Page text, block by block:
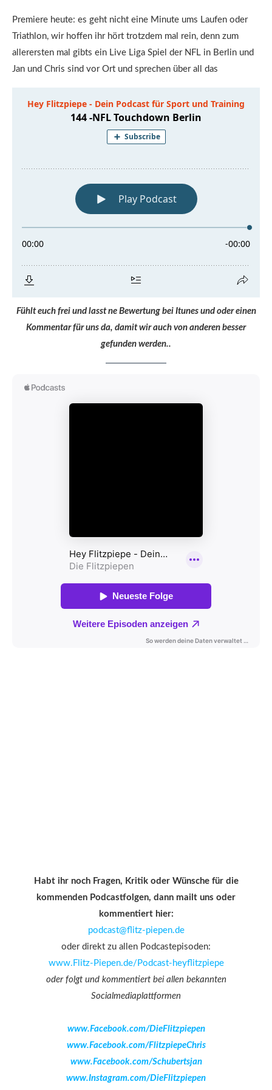
Premiere heute: es geht nicht eine Minute ums Laufen oder
Triathlon, wir hoffen ihr hört trotzdem mal rein, denn zum
allerersten mal gibts ein Live Liga Spiel der NFL in Berlin und
Jan und Chris sind vor Ort und sprechen über all das
Fühlt euch frei und lasst ne Bewertung bei Itunes und oder einen
Kommentar für uns da, damit wir auch von anderen besser
gefunden werden..
Habt ihr noch Fragen, Kritik oder Wünsche für die
kommenden Podcastfolgen, dann mailt uns oder
kommentiert hier:
podcast@flitz-piepen.de
oder direkt zu allen Podcastepisoden:
www.Flitz-Piepen.de/Podcast-heyflitzpiepe
oder folgt und kommentiert bei allen bekannten
Socialmediaplattformen
www.Facebook.com/DieFlitzpiepen
www.Facebook.com/FlitzpiepeChris
www.Facebook.com/Schubertsjan
www.Instagram.com/DieFlitzpiepen